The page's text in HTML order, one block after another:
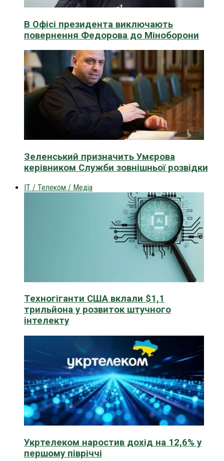
В Офісі президента виключають
повернення Федорова до Міноборони
Зеленський призначить Умєрова
керівником Служби зовнішньої розвідки
IT / Телеком / Медіа
Техногіганти США вклали $1,1
трильйона у розвиток штучного
інтелекту
Укртелеком наростив дохід на 12,6% у
першому півріччі